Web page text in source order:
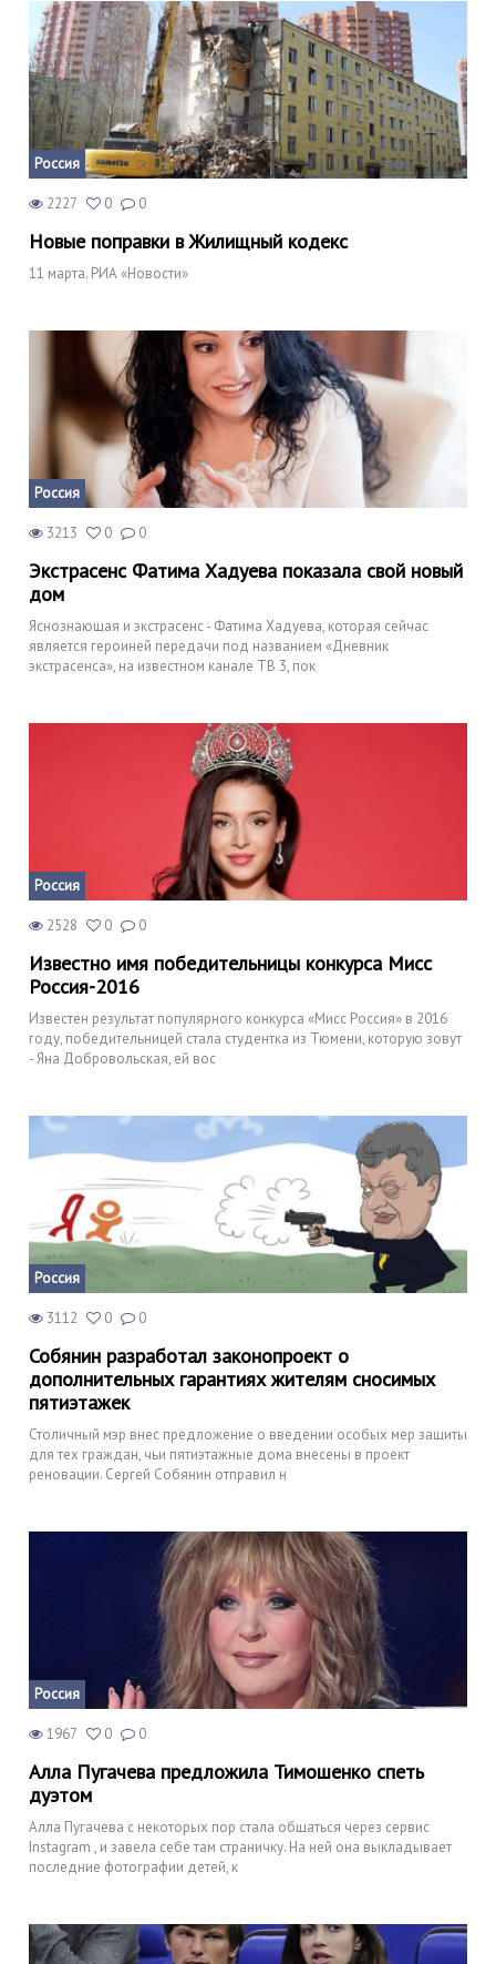
Россия
2227 0 0
Новые поправки в Жилищный кодекс
11 марта. РИА «Новости»
Россия
3213 0 0
Экстрасенс Фатима Хадуева показала свой новый
дом
Яснознающая и экстрасенс - Фатима Хадуева, которая сейчас
является героиней передачи под названием «Дневник
экстрасенса», на известном канале ТВ 3, пок
Россия
2528 0 0
Известно имя победительницы конкурса Мисс
Россия-2016
Известен результат популярного конкурса «Мисс Россия» в 2016
году, победительницей стала студентка из Тюмени, которую зовут
- Яна Добровольская, ей вос
Россия
3112 0 0
Собянин разработал законопроект о
дополнительных гарантиях жителям сносимых
пятиэтажек
Столичный мэр внес предложение о введении особых мер защиты
для тех граждан, чьи пятиэтажные дома внесены в проект
реновации. Сергей Собянин отправил н
Россия
1967 0 0
Алла Пугачева предложила Тимошенко спеть
дуэтом
Алла Пугачева с некоторых пор стала общаться через сервис
Instagram , и завела себе там страничку. На ней она выкладывает
последние фотографии детей, к